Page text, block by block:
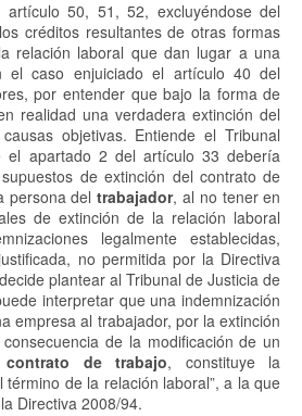
artículo 50, 51, 52, excluyéndose del
créditos resultantes de otras formas
relación laboral que dan lugar a una
el caso enjuiciado el artículo 40 del
por entender que bajo la forma de
realidad una verdadera extinción del
objetivas. Entiende el Tribunal
el apartado 2 del artículo 33 debería
de extinción del contrato de
persona deltrabajador, al no tener en
de extinción de la relación laboral
legalmente establecidas,
no permitida por la Directiva
plantear al Tribunal de Justicia de
interpretar que una indemnización
empresa al trabajador, por la extinción
de la modificación de un
contrato de trabajo, constituye la
término de la relación laboral”, a la que
Directiva 2008/94.